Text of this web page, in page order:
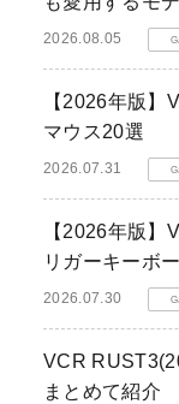
2026.08.05
【2026年版
マウス20選
2026.07.31
【2026年版】
リガーキーボ
2026.07.30
VCR
まとめて紹介